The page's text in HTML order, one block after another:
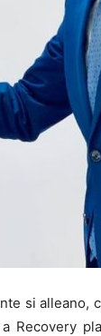
si alleano,
Recovery